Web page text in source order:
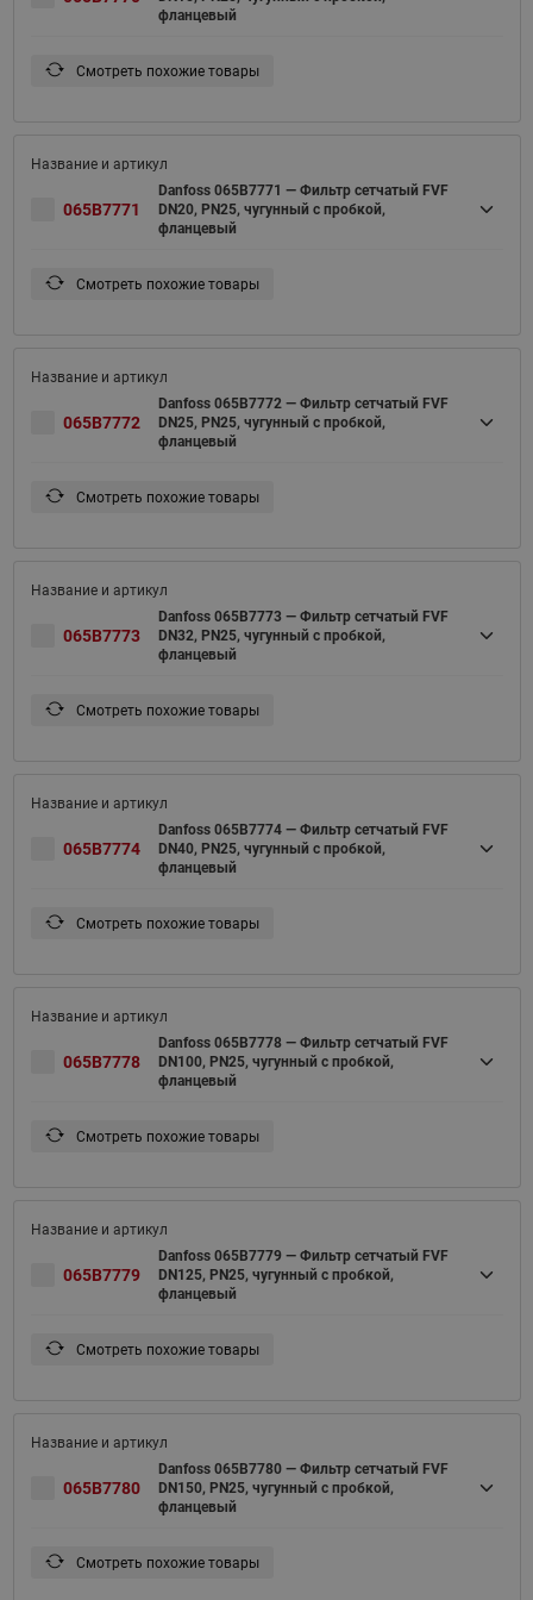
фланцевый
Смотреть похожие товары
065B7771
Danfoss 065B7771 — Фильтр сетчатый FVF
DN20, PN25, чугунный с пробкой,
фланцевый
Смотреть похожие товары
065B7772
Danfoss 065B7772 — Фильтр сетчатый FVF
DN25, PN25, чугунный с пробкой,
фланцевый
Смотреть похожие товары
065B7773
Danfoss 065B7773 — Фильтр сетчатый FVF
DN32, PN25, чугунный с пробкой,
фланцевый
Смотреть похожие товары
065B7774
Danfoss 065B7774 — Фильтр сетчатый FVF
DN40, PN25, чугунный с пробкой,
фланцевый
Смотреть похожие товары
065B7778
Danfoss 065B7778 — Фильтр сетчатый FVF
DN100, PN25, чугунный с пробкой,
фланцевый
Смотреть похожие товары
065B7779
Danfoss 065B7779 — Фильтр сетчатый FVF
DN125, PN25, чугунный с пробкой,
фланцевый
Смотреть похожие товары
065B7780
Danfoss 065B7780 — Фильтр сетчатый FVF
DN150, PN25, чугунный с пробкой,
фланцевый
Смотреть похожие товары